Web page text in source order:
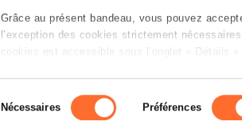
Grâce au présent bandeau, vous pouvez
l’exception des cookies strictement
réseaux sociaux, sauvegarde des préférences
peuvent être affectées en cas de refus de tous
Nécessaires Préférences